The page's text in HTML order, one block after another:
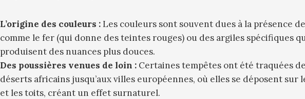
L’origine des couleurs :Les couleurs sont souvent dues à la présence
comme le fer (qui donne des teintes rouges) ou des argiles spécifiques
produisent des nuances plus douces.
Des poussières venues de loin : Certaines tempêtes ont été traquées
déserts africains jusqu’aux villes européennes, où elles se déposent sur
et les toits, créant un effet surnaturel.